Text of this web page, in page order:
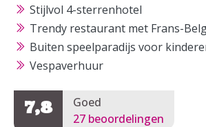
Stijlvol 4-sterrenhotel
Trendy restaurant met Frans-
Buiten speelparadijs voor
Vespaverhuur
7,8
Goed
27 beoordelingen